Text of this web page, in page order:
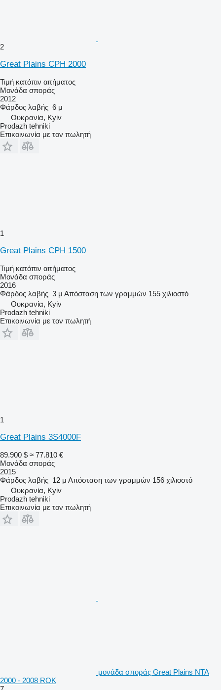
2
Great Plains CPH 2000
Τιμή κατόπιν αιτήματος
Μονάδα σποράς
2012
Φάρδος λαβής 6 μ
Ουκρανία, Kyiv
Prodazh tehniki
Επικοινωνία με τον πωλητή
1
Great Plains CPH 1500
Τιμή κατόπιν αιτήματος
Μονάδα σποράς
2016
Φάρδος λαβής 3 μ Απόσταση των γραμμών 155 χιλιοστό
Ουκρανία, Kyiv
Prodazh tehniki
Επικοινωνία με τον πωλητή
1
Great Plains 3S4000F
89.900 $ ≈ 77.810 €
Μονάδα σποράς
2015
Φάρδος λαβής 12 μ Απόσταση των γραμμών 156 χιλιοστό
Ουκρανία, Kyiv
Prodazh tehniki
Επικοινωνία με τον πωλητή
μονάδα σποράς Great Plains NTA
2000 - 2008 ROK